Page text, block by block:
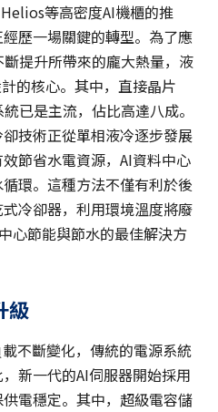
等高密度AI機櫃的推
歷一場關鍵的轉型。為了應
提升所帶來的龐大熱量，液
的核心。其中，直接晶片
已是主流，佔比高達八成。
技術正從單相液冷逐步發展
節省水電資源，AI資料中心
環。這種方法不僅有利於後
冷卻器，利用環境溫度將廢
心節能與節水的最佳解決方
級
不斷變化，傳統的電源系統
新一代的AI伺服器開始採用
電穩定。其中，超級電容儲